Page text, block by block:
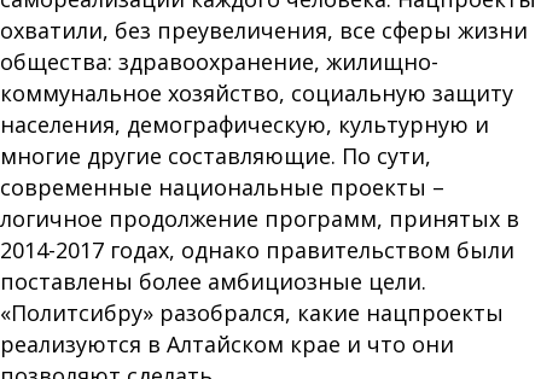
охватили, без преувеличения, все сферы жизни
общества: здравоохранение, жилищно-
коммунальное хозяйство, социальную защиту
населения, демографическую, культурную и
многие другие составляющие. По сути,
современные национальные проекты –
логичное продолжение программ, принятых в
2014-2017 годах, однако правительством были
поставлены более амбициозные цели.
«Политсибру» разобрался, какие нацпроекты
реализуются в Алтайском крае и что они